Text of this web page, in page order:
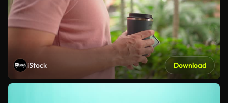
iStock Download